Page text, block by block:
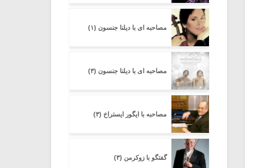
مصاحبه ای با دیلنا جنسون (۱)
مصاحبه ای با دیلنا جنسون (۳)
مصاحبه با ایگور ایستراخ (۳)
گفتگو با زوکرمن (۳)